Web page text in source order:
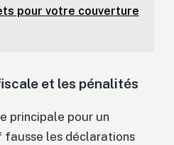
pour votre couverture
et les pénalités
principale pour un
les déclarations